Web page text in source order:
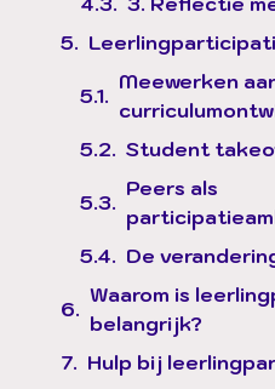
Meewerken
Student
Peers als
De
Waarom is
belangrijk?
Hulp bij